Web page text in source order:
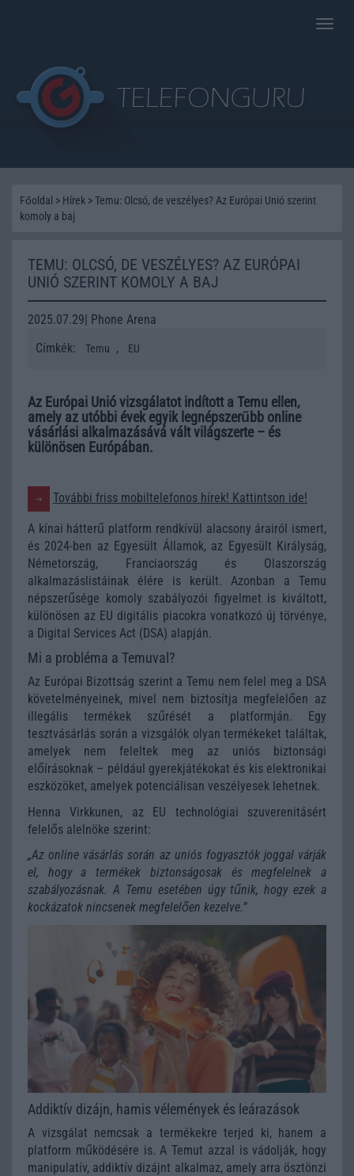
Toggle
Főoldal > Hírek >Temu: Olcsó, de veszélyes? Az Európai Unió szerint
komoly a baj
TEMU: OLCSÓ, DE VESZÉLYES? AZ EURÓPAI
UNIÓ SZERINT KOMOLY A BAJ
2025.07.29| Phone Arena
Címkék:
Temu , EU
Az Európai Unió vizsgálatot indított a Temu ellen,
amely az utóbbi évek egyik legnépszerűbb online
vásárlási alkalmazásává vált világszerte – és
különösen Európában.
További friss mobiltelefonos hírek! Kattintson ide!
A kínai hátterű platform rendkívül alacsony árairól ismert,
és 2024-ben az Egyesült Államok, az Egyesült Királyság,
Németország, Franciaország és Olaszország
alkalmazáslistáinak élére is került. Azonban a Temu
népszerűsége komoly szabályozói figyelmet is kiváltott,
különösen az EU digitális piacokra vonatkozó új törvénye,
a Digital Services Act (DSA) alapján.
Mi a probléma a Temuval?
Az Európai Bizottság szerint a Temu nem felel meg a DSA
követelményeinek, mivel nem biztosítja megfelelően az
illegális termékek szűrését a platformján. Egy
tesztvásárlás során a vizsgálók olyan termékeket találtak,
amelyek nem feleltek meg az uniós biztonsági
előírásoknak – például gyerekjátékokat és kis elektronikai
eszközöket, amelyek potenciálisan veszélyesek lehetnek.
Henna Virkkunen, az EU technológiai szuverenitásért
felelős alelnöke szerint:
„Az online vásárlás során az uniós fogyasztók joggal várják
el, hogy a termékek biztonságosak és megfelelnek a
szabályozásnak. A Temu esetében úgy tűnik, hogy ezek a
kockázatok nincsenek megfelelően kezelve.”
Addiktív dizájn, hamis vélemények és leárazások
A vizsgálat nemcsak a termékekre terjed ki, hanem a
platform működésére is. A Temut azzal is vádolják, hogy
manipulatív, addiktív dizájnt alkalmaz, amely arra ösztönzi